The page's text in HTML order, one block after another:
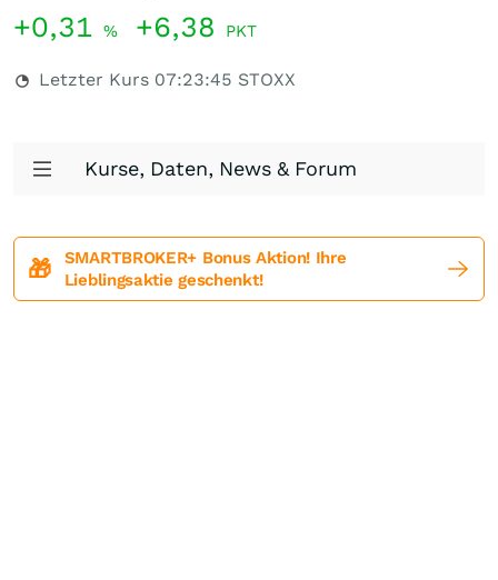
+0,31 % +6,38 PKT
Letzter Kurs 07:23:45 STOXX
Kurse, Daten, News & Forum
🎁
SMARTBROKER+ Bonus Aktion! Ihre
Lieblingsaktie geschenkt!